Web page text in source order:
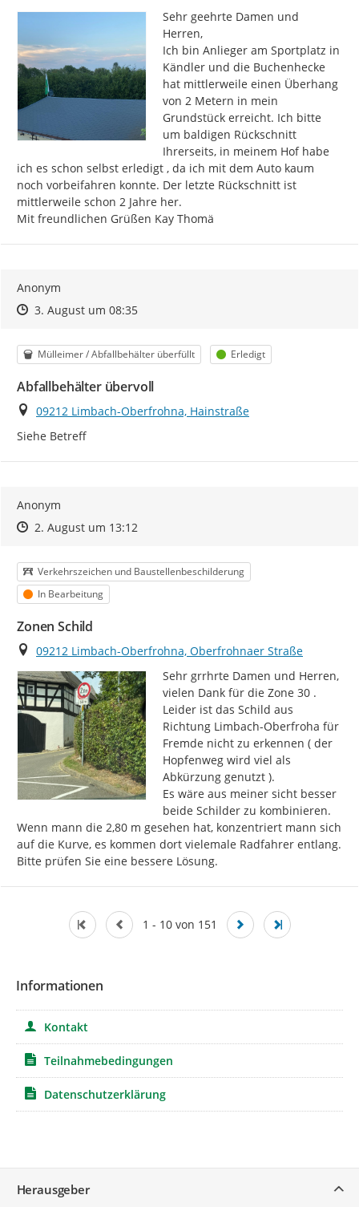
Sehr geehrte Damen und
Herren,
Ich bin Anlieger am Sportplatz in
Kändler und die Buchenhecke
hat mittlerweile einen Überhang
von 2 Metern in mein
Grundstück erreicht. Ich bitte
um baldigen Rückschnitt
Ihrerseits, in meinem Hof habe
ich es schon selbst erledigt , da ich mit dem Auto kaum
noch vorbeifahren konnte. Der letzte Rückschnitt ist
mittlerweile schon 2 Jahre her.
Mit freundlichen Grüßen Kay Thomä
Anonym
Zeitpunkt des Erstellens
Zeitpunkt des Erstellens
3. August um 08:35Zur Äußerung
Kategorie
Mülleimer / Abfallbehälter überfüllt Status
Erledigt
Abfallbehälter übervoll
Ort
09212 Limbach-Oberfrohna, Hainstraße
Siehe Betreff
Anonym
Zeitpunkt des Erstellens
Zeitpunkt des Erstellens
2. August um 13:12Zur Äußerung
Kategorie
Verkehrszeichen und Baustellenbeschilderung
Status
In Bearbeitung
Zonen Schild
Ort
09212 Limbach-Oberfrohna, Oberfrohnaer Straße
Sehr grrhrte Damen und Herren,
vielen Dank für die Zone 30 .
Leider ist das Schild aus
Richtung Limbach-Oberfroha für
Fremde nicht zu erkennen ( der
Hopfenweg wird viel als
Abkürzung genutzt ).
Es wäre aus meiner sicht besser
beide Schilder zu kombinieren.
Wenn mann die 2,80 m gesehen hat, konzentriert mann sich
auf die Kurve, es kommen dort vielemale Radfahrer entlang.
Bitte prüfen Sie eine bessere Lösung.
1 - 10 von 151
Informationen
Kontakt
Teilnahmebedingungen
Datenschutzerklärung
Herausgeber